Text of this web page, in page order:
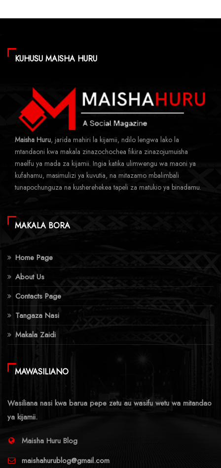
KUHUSU MAISHA HURU
Maisha Huru, jarida mahiri la kijamii, ndilo lengwa lako la
mtandaoni kwa makala zinazochochea fikira zinazojumuisha
maelfu ya mada za kijamii. Ingia katika ulimwengu wa maoni ya
kufahamu, masimulizi ya kuvutia, na mitazamo mbalimbali
tunapochunguza na kusherehekea tapeli za matukio ya binadamu.
MAKALA BORA
Home Page
About Us
Contacts Page
Tangaza Nasi
Makala Zaidi
MAWASILIANO
Wasiliana nasi kwa barua pepe zetu au wasifu wetu wa mitandao
ya kijamii.
Maisha Huru Blog
maishahurublog@gmail.com